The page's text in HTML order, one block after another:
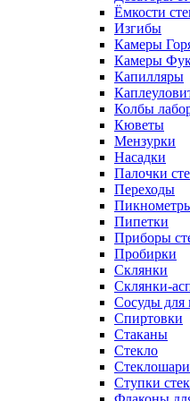
Ёмкости
Изгибы
Камеры
Камеры
Капилляры
Колбы
Кюветы
Мензурки
Насадки
Палочки
Переходы
Пипетки
Приборы
Пробирки
Склянки
Склянки-
Сосуды для
Спиртовки
Стаканы
Стекло
Ступки